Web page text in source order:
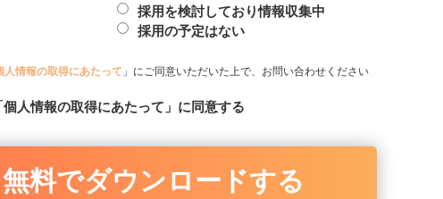
採用を検討しており情報収集中
採用の予定はない
人情報の取得にあたって 」にご同意いただいた上で、お問い合わせください
個人情報の取得にあたって」に同意する
無料でダウンロードする